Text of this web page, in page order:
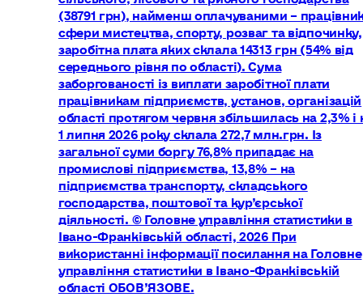
(38791 грн), найменш оплачуваними –
сфери мистецтва, спорту, розваг та відпочинку,
заробітна плата яких склала 14313 грн (54% від
середнього рівня по області). Сума
заборгованості із виплати заробітної плати
працівникам підприємств, установ, організацій
області протягом червня збільшилась на 2,3% і
1 липня 2026 року склала 272,7 млн.грн. Із
загальної суми боргу 76,8% припадає на
промислові підприємства, 13,8% – на
підприємства транспорту, складського
господарства, поштової та кур’єрської
діяльності. © Головне управління статистики в
Івано-Франківській області, 2026 При
використанні інформації посилання на Головне
управління статистики в Івано-Франківській
області ОБОВ’ЯЗОВЕ.